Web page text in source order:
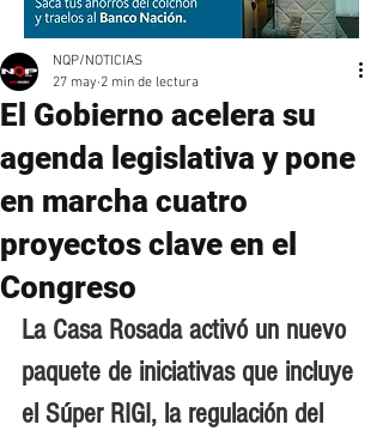
El Gobierno acelera su
agenda legislativa y pone
en marcha cuatro
proyectos clave en el
Congreso
NQP/NOTICIAS
27 may 2 min de lectura
La Casa Rosada activó un nuevo
paquete de iniciativas que incluye
el Súper RIGI, la regulación del